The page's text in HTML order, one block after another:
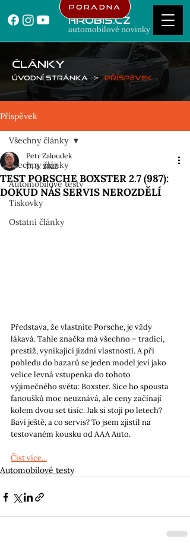
Hrubis.cz
automobilové novinky
Poradna
ČLÁNKY
Úvodní stránka > Příspěvek
Příspěvek
Všechny články
Automobilové testy
Tiskovky
Ostatní články
Všechny články
TEST PORSCHE BOXSTER 2.7 (987):
DOKUD NÁS SERVIS NEROZDĚLÍ
Petr Zaloudek
17. 3. 2022
Představa, že vlastníte Porsche, je vždy
lákavá. Tahle značka má všechno – tradici,
prestiž, vynikající jízdní vlastnosti. A při
pohledu do bazarů se jeden model jeví jako
velice levná vstupenka do tohoto
výjimečného světa: Boxster. Sice ho spousta
fanoušků moc neuznává, ale ceny začínají
kolem dvou set tisíc. Jak si stojí po letech?
Baví ještě, a co servis? To jsem zjistil na
testovaném kousku od AAA Auto.
Číst více...
Automobilové testy